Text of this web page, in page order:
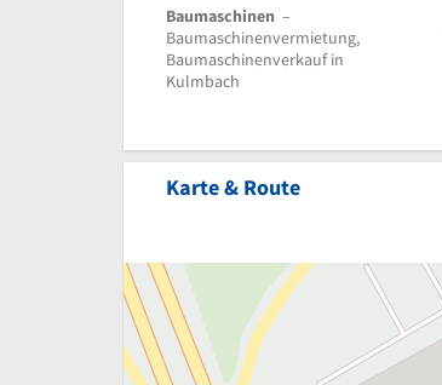
Baumaschinen –
Baumaschinenvermietung,
Baumaschinenverkauf in
Kulmbach
Karte & Route